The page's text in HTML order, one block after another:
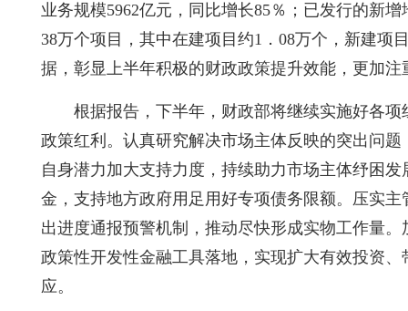
业务规模5962亿元，同比增长85％；已发行的新
38万个项目，其中在建项目约1．08万个，新建
据，彰显上半年积极的财政政策提升效能，更加注
根据报告，下半年，财政部将继续实施好各
政策红利。认真研究解决市场主体反映的突出问
自身潜力加大支持力度，持续助力市场主体纾困
金，支持地方政府用足用好专项债务限额。压实
出进度通报预警机制，推动尽快形成实物工作量
政策性开发性金融工具落地，实现扩大有效投资
应。